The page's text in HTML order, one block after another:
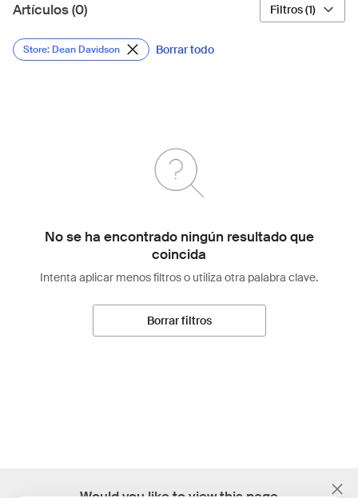
Artículos (0) Filtros (1)
Store: Dean Davidson Borrar todo
No se ha encontrado ningún resultado que
coincida
Intenta aplicar menos filtros o utiliza otra palabra clave.
Borrar filtros